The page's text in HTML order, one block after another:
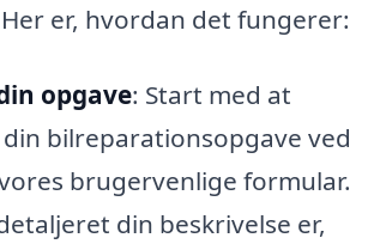
er, hvordan det fungerer:
opgave: Start med at
bilreparationsopgave ved
brugervenlige formular.
din beskrivelse er,